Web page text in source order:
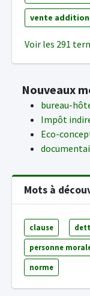
vente
Voir les 291
Nouveaux
bureau-
Impôt
Eco-
Mots à
clause
personne
norme